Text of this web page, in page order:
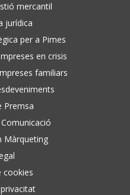
mercantil
jurídica
per a Pimes
en crisis
familiars
Premsa
Màrqueting
cookies